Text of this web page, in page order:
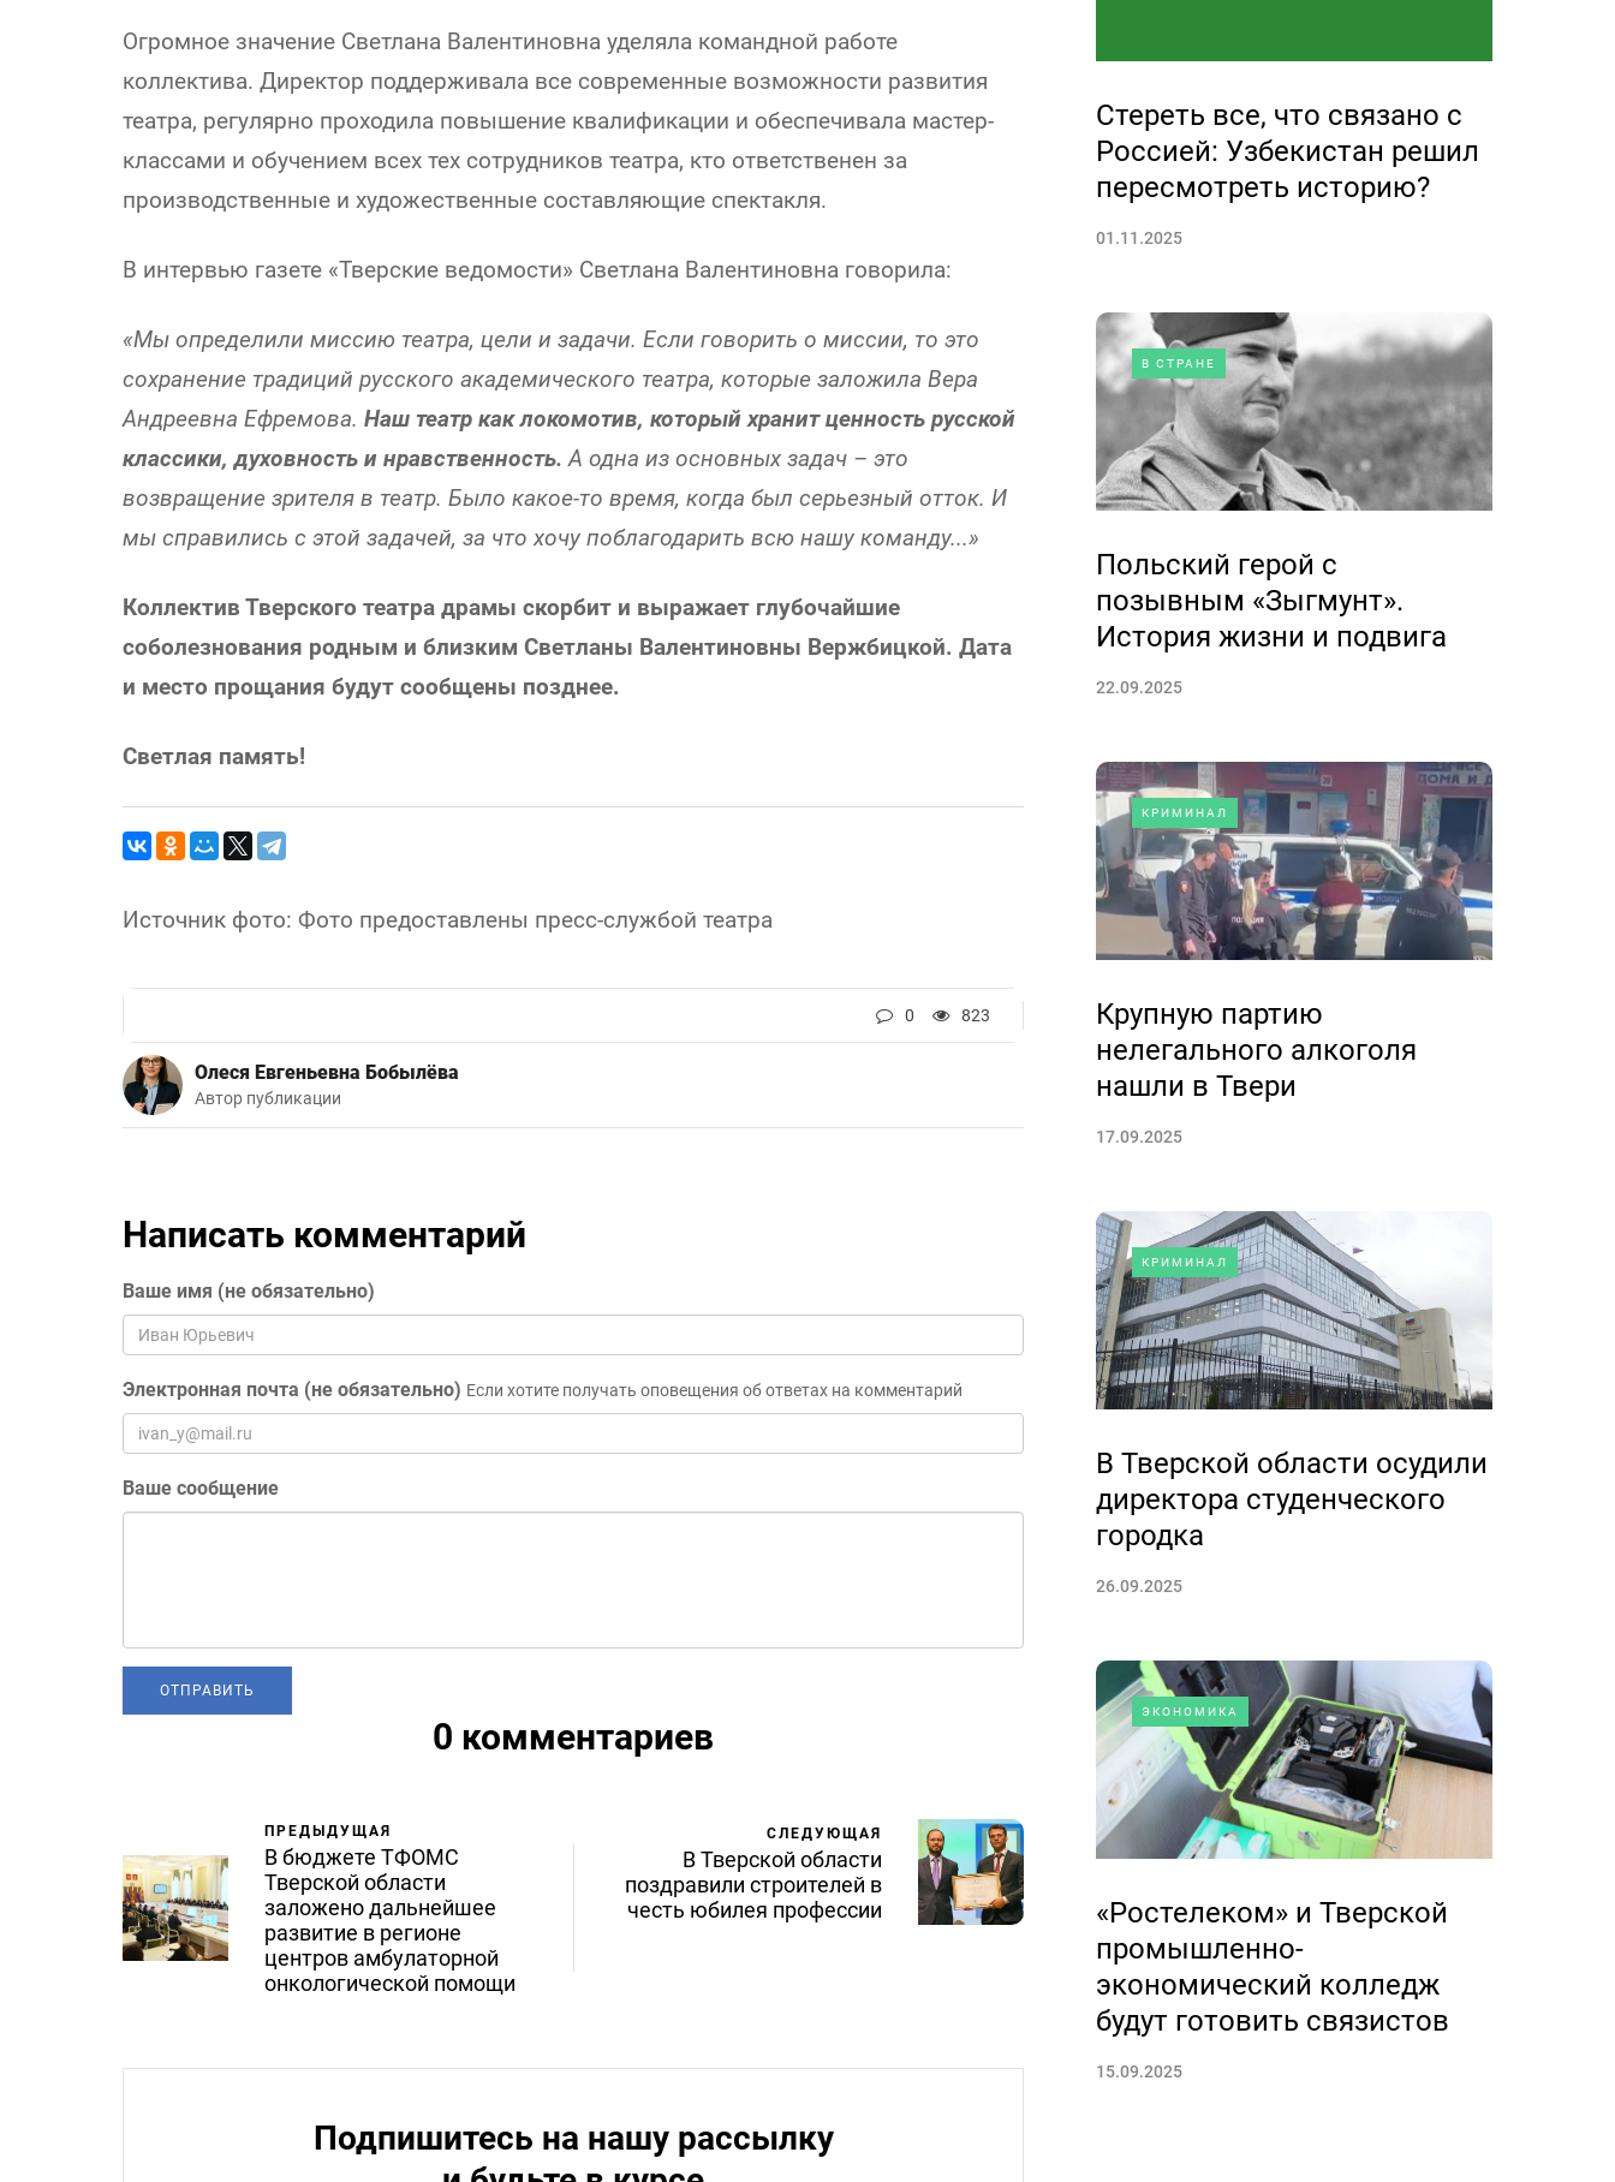
Огромное значение Светлана Валентиновна уделяла командной работе
коллектива. Директор поддерживала все современные возможности развития
театра, регулярно проходила повышение квалификации и обеспечивала мастер-
классами и обучением всех тех сотрудников театра, кто ответственен за
производственные и художественные составляющие спектакля.
В интервью газете «Тверские ведомости» Светлана Валентиновна говорила:
«Мы определили миссию театра, цели и задачи. Если говорить о миссии, то это
сохранение традиций русского академического театра, которые заложила Вера
Андреевна Ефремова. Наш театр как локомотив, который хранит ценность русской
классики, духовность и нравственность.А одна из основных задач – это
возвращение зрителя в театр. Было какое-то время, когда был серьезный отток. И
мы справились с этой задачей, за что хочу поблагодарить всю нашу команду...»
Коллектив Тверского театра драмы скорбит и выражает глубочайшие
соболезнования родным и близким Светланы Валентиновны Вержбицкой. Дата
и место прощания будут сообщены позднее.
Светлая память!
Источник фото: Фото предоставлены пресс-службой театра
0 823
Олеся Евгеньевна Бобылёва
Автор публикации
Написать комментарий
Ваше имя (не обязательно)
Электронная почта (не обязательно) Если хотите получать оповещения об ответах на комментарий
Ваше сообщение
0 комментариев
ПРЕДЫДУЩАЯ
В бюджете ТФОМС
Тверской области
заложено дальнейшее
развитие в регионе
центров амбулаторной
онкологической помощи
СЛЕДУЮЩАЯ
В Тверской области
поздравили строителей в
честь юбилея профессии
Подпишитесь на нашу рассылку
Стереть все, что связано с
Россией: Узбекистан решил
пересмотреть историю?
01.11.2025
В СТРАНЕ
Польский герой с
позывным «Зыгмунт».
История жизни и подвига
22.09.2025
КРИМИНАЛ
Крупную партию
нелегального алкоголя
нашли в Твери
17.09.2025
КРИМИНАЛ
В Тверской области осудили
директора студенческого
городка
26.09.2025
ЭКОНОМИКА
«Ростелеком» и Тверской
промышленно-
экономический колледж
будут готовить связистов
15.09.2025